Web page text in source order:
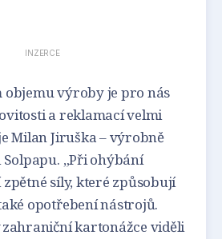
INZERCE
objemu výroby je pro nás
a reklamací velmi
Milan Jiruška – výrobně
„Při ohýbání
síly, které způsobují
opotřebení nástrojů.
zahraniční kartonážce viděli